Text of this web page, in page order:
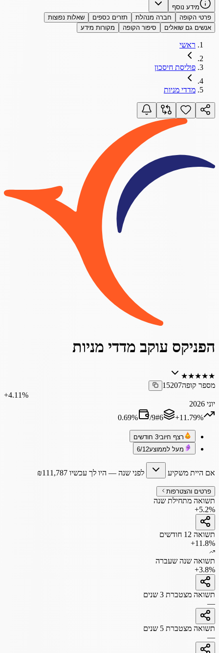
מידע נוסף
פרטי הקופה
חברה מנהלת תזרים כספים
שאלות נפוצות
אנשים גם שואלים
סיפור הקופה מקורות מידע
ראשי
פוליסת חיסכון
מדדי מניות
הפניקס עוקב מדדי מניות
★
★
★
★
★
מספר קופה15207
‎+4.11%
יוני 2026
‎+11.79%
#6
/9
0.69%
רצף חיובי3 חודשים
מעל לממוצע6/12
אם היית משקיע לפני שנה — היו לך עכשיו ₪111,787
פרטים והצטרפות
תשואה מתחילת שנה
+5.2%
תשואה 12 חודשים
+11.8%
תשואה שנה שעברה
+3.8%
תשואה מצטברת 3 שנים
—
תשואה מצטברת 5 שנים
—